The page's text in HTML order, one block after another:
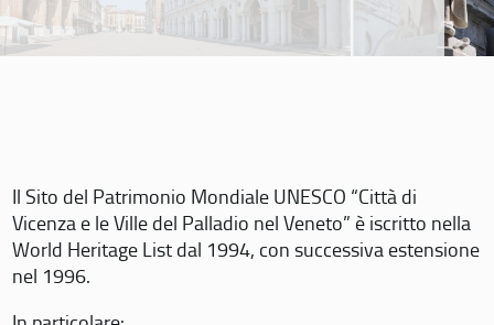
Il Sito del Patrimonio Mondiale UNESCO “Città di
Vicenza e le Ville del Palladio nel Veneto” è iscritto nella
World Heritage List dal 1994, con successiva estensione
nel 1996.